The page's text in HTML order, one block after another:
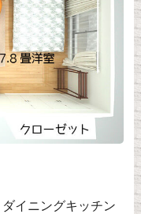
イニングキッチン